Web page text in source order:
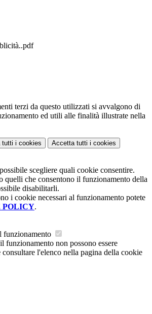
terzi da questo utilizzati si avvalgono di
ed utili alle finalità illustrate nella
tutti i cookies Accetta tutti i cookies
scegliere quali cookie consentire.
quelli che consentono il funzionamento della
disabilitarli.
i cookie necessari al funzionamento potete
POLICY.
funzionamento
funzionamento non possono essere
l'elenco nella pagina della cookie